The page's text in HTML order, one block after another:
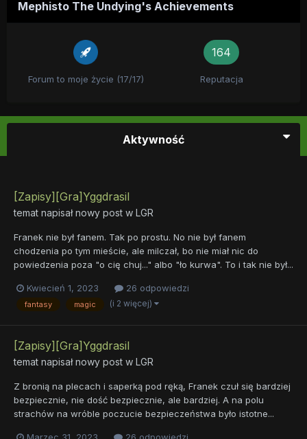
Mephisto The Undying's Achievements
Forum to moje życie (17/17)
164
Reputacja
Aktywność
[Zapisy][Gra]Yggdrasil
temat napisał nowy post w LGR
Franek nie był fanem. Tak po prostu. No nie był fanem
chodzenia po tym mieście, ale milczał, bo nie miał nic do
powiedzenia poza "o cię chuj..." albo "ło kurwa". To i tak nie był...
Kwiecień 1, 2023 26 odpowiedzi
fantasy magic (i 2 więcej)
[Zapisy][Gra]Yggdrasil
temat napisał nowy post w LGR
Z bronią na plecach i saperką pod ręką, Franek czuł się bardziej
bezpiecznie, nie dość bezpiecznie, ale bardziej. A na polu
strachów na wróble poczucie bezpieczeństwa było istotne...